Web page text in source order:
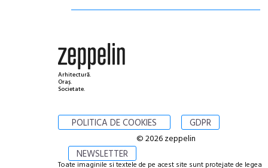
Arhitectură.
Oraș.
Societate.
POLITICA DE COOKIES GDPR
NEWSLETTER
© 2026 zeppelin
Toate imaginile si textele de pe acest site sunt protejate de legea